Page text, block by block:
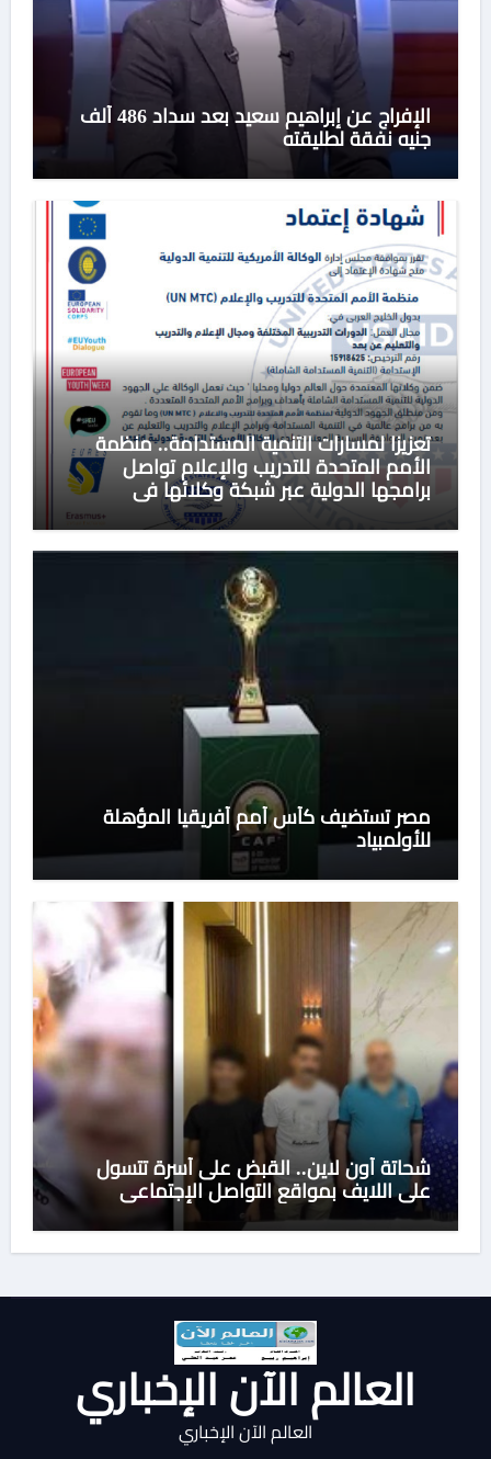
الإفراج عن إبراهيم سعيد بعد سداد 486 ألف
جنيه نفقة لطليقته
تعزيزا لمسارات التنمية المستدامة.. منظمة
الأمم المتحدة للتدريب والإعلام تواصل
برامجها الدولية عبر شبكة وكلائها في
مصر تستضيف كأس أمم أفريقيا المؤهلة
للأولمبياد
شحاتة أون لاين.. القبض على أسرة تتسول
على اللايف بمواقع التواصل الإجتماعى
العالم الآن الإخباري
العالم الآن الإخباري